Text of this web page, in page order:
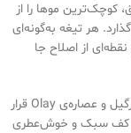
کوچک‌ترین موها را از
هر تیغه به‌گونه‌ای
از اصلاح جا
در دو طرف تیغه‌ها نوارهای مرطوب‌کننده با ترکیب نارگیل و عصاره‌ی Olay قرار
کف سبک و خوش‌عطری